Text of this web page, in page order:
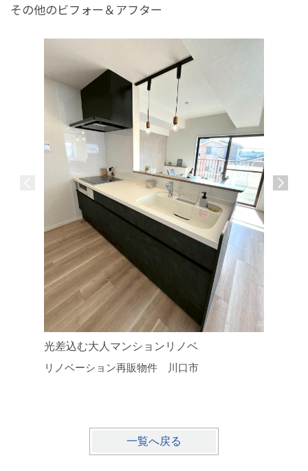
その他のビフォー＆アフター
光差込む大人マンションリノベ
リノベーション再販物件 川口市
一覧へ戻る